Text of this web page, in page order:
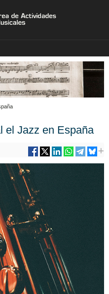
el Jazz en España